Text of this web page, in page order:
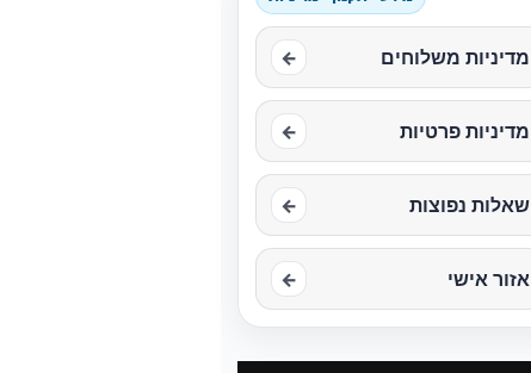
מדיניות משלוחים ←
מדיניות פרטיות ←
שאלות נפוצות ←
אזור אישי ←